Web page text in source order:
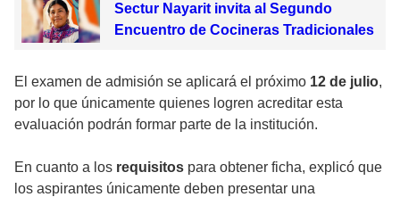
Sectur Nayarit invita al Segundo
Encuentro de Cocineras Tradicionales
El examen de admisión se aplicará el próximo 12 de julio,
por lo que únicamente quienes logren acreditar esta
evaluación podrán formar parte de la institución.
En cuanto a los requisitos para obtener ficha, explicó que
los aspirantes únicamente deben presentar una